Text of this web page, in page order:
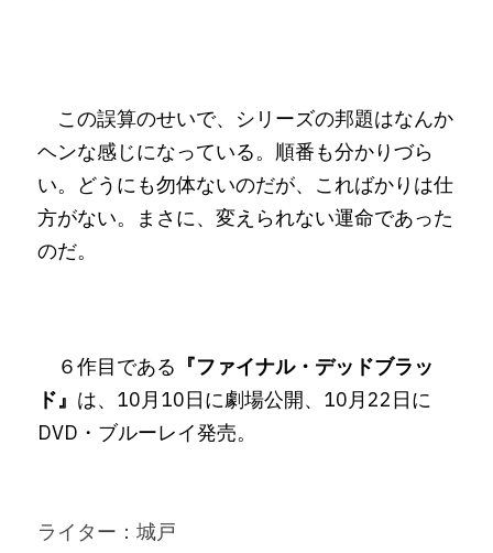
この誤算のせいで、シリーズの邦題はなんか
ヘンな感じになっている。順番も分かりづら
い。どうにも勿体ないのだが、こればかりは仕
方がない。まさに、変えられない運命であった
のだ。
６作目である 『ファイナル・デッドブラッ
ド』 は、10月10日に劇場公開、10月22日に
DVD・ブルーレイ発売。
ライター：城戸